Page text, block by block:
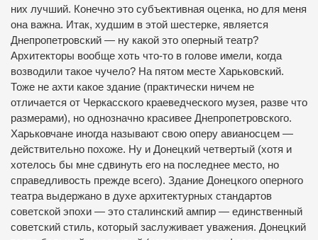
них лучший. Конечно это субъективная оценка, но для меня
она важна. Итак, худшим в этой шестерке, является
Днепропетровский — ну какой это оперный театр?
Архитекторы вообще хоть что-то в голове имели, когда
возводили такое чучело? На пятом месте Харьковский.
Тоже не ахти какое здание (практически ничем не
отличается от Черкасского краеведческого музея, разве что
размерами), но однозначно красивее Днепропетровского.
Харьковчане иногда называют свою оперу авианосцем —
действительно похоже. Ну и Донецкий четвертый (хотя и
хотелось бы мне сдвинуть его на последнее место, но
справедливость прежде всего). Здание Донецкого оперного
театра выдержано в духе архитектурных стандартов
советской эпохи — это сталинский ампир — единственный
советский стиль, который заслуживает уважения. Донецкий